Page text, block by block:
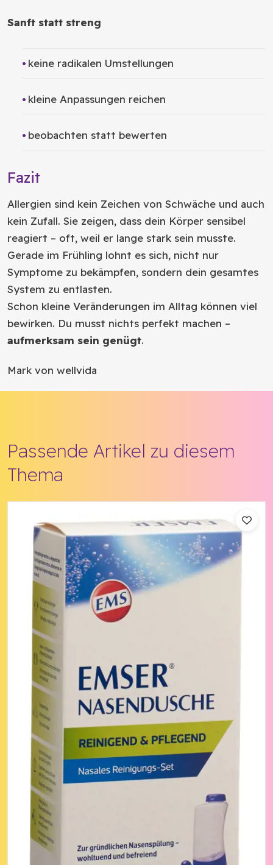
Sanft statt streng
keine radikalen Umstellungen
kleine Anpassungen reichen
beobachten statt bewerten
Fazit
Allergien sind kein Zeichen von Schwäche und auch
kein Zufall. Sie zeigen, dass dein Körper sensibel
reagiert – oft, weil er lange stark sein musste.
Gerade im Frühling lohnt es sich, nicht nur
Symptome zu bekämpfen, sondern dein gesamtes
System zu entlasten.
Schon kleine Veränderungen im Alltag können viel
bewirken. Du musst nichts perfekt machen –
aufmerksam sein genügt.
Mark von wellvida
Passende Artikel zu diesem
Thema